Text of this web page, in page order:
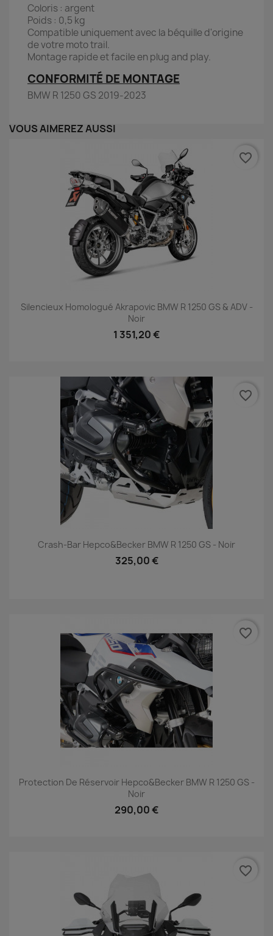
Coloris : argent
Poids : 0,5 kg
Compatible uniquement avec la béquille d'origine
de votre moto trail.
Montage rapide et facile en plug and play.
CONFORMITÉ DE MONTAGE
BMW R 1250 GS 2019-2023
VOUS AIMEREZ AUSSI
Silencieux Homologué Akrapovic BMW R 1250 GS & ADV -
Noir
1 351,20 €
favorite_border
Crash-Bar Hepco&Becker BMW R 1250 GS - Noir
325,00 €
favorite_border
Protection De Réservoir Hepco&Becker BMW R 1250 GS -
Noir
290,00 €
favorite_border
favorite_border